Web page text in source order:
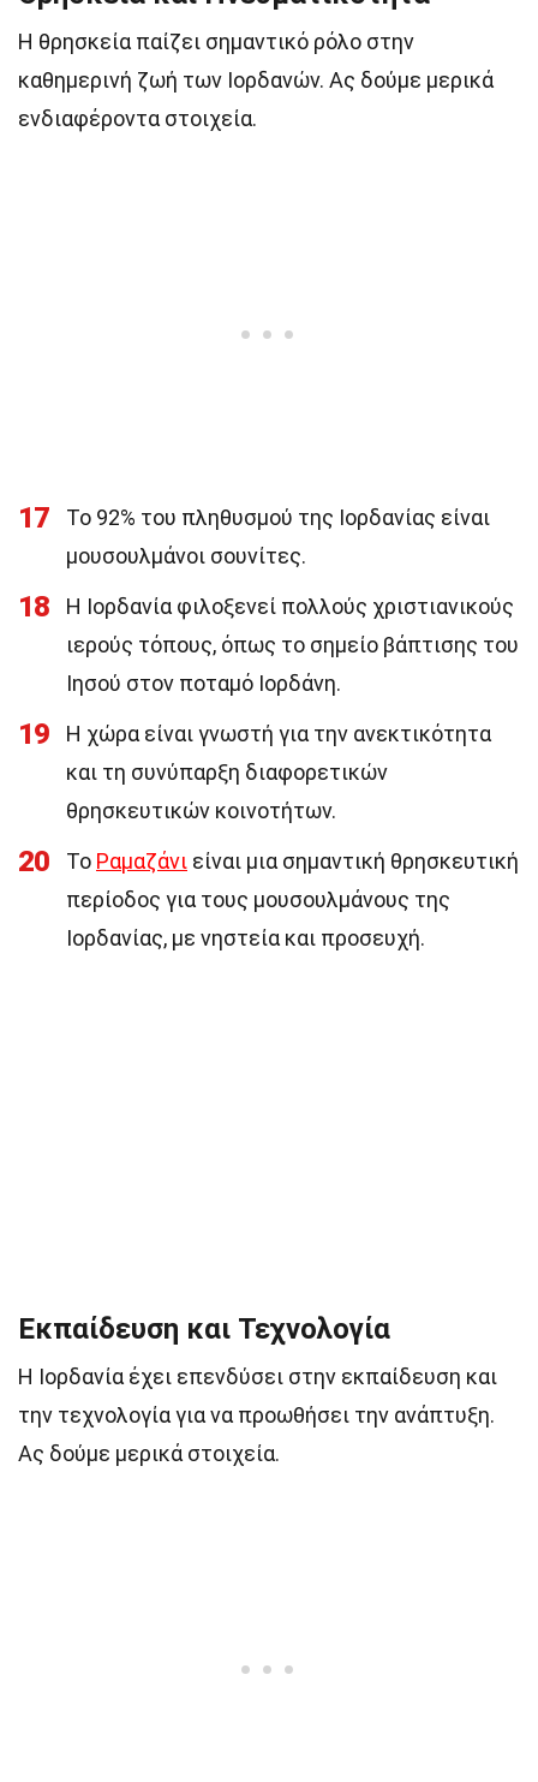
Η θρησκεία παίζει σημαντικό ρόλο στην
καθημερινή ζωή των Ιορδανών. Ας δούμε μερικά
ενδιαφέροντα στοιχεία.
17
Το 92% του πληθυσμού της Ιορδανίας είναι
μουσουλμάνοι σουνίτες.
18
Η Ιορδανία φιλοξενεί πολλούς χριστιανικούς
ιερούς τόπους, όπως το σημείο βάπτισης του
Ιησού στον ποταμό Ιορδάνη.
19
Η χώρα είναι γνωστή για την ανεκτικότητα
και τη συνύπαρξη διαφορετικών
θρησκευτικών κοινοτήτων.
20 Το Ραμαζάνι είναι μια σημαντική θρησκευτική
περίοδος για τους μουσουλμάνους της
Ιορδανίας, με νηστεία και προσευχή.
Εκπαίδευση και Τεχνολογία
Η Ιορδανία έχει επενδύσει στην εκπαίδευση και
την τεχνολογία για να προωθήσει την ανάπτυξη.
Ας δούμε μερικά στοιχεία.